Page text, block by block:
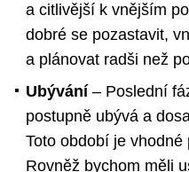
a citlivější k vnějším
dobré se pozastavit,
a plánovat radši než
Ubývání – Poslední
postupně ubývá a
Toto období je
Rovněž bychom měli